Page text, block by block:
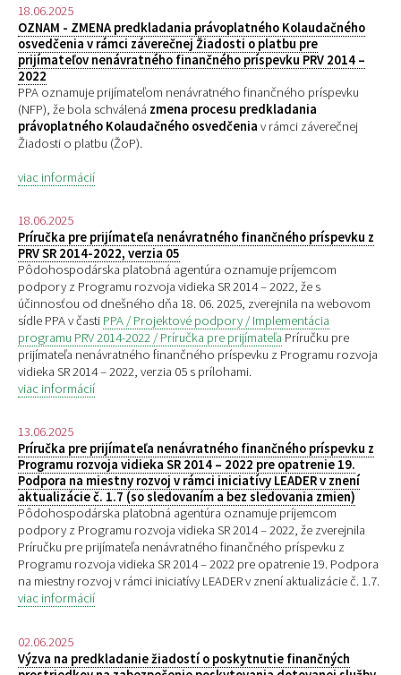
18.06.2025
OZNAM - ZMENA predkladania právoplatného Kolaudačného
osvedčenia v rámci záverečnej Žiadosti o platbu pre
prijímateľov nenávratného finančného príspevku PRV 2014 –
2022
PPA oznamuje prijímateľom nenávratného finančného príspevku
(NFP), že bola schválená zmena procesu predkladania
právoplatného Kolaudačného osvedčenia v rámci záverečnej
Žiadosti o platbu (ŽoP).
viac informácií
18.06.2025
Príručka pre prijímateľa nenávratného finančného príspevku z
PRV SR 2014-2022, verzia 05
Pôdohospodárska platobná agentúra oznamuje príjemcom
podpory z Programu rozvoja vidieka SR 2014 – 2022, že s
účinnosťou od dnešného dňa 18. 06. 2025, zverejnila na webovom
sídle PPA v časti PPA / Projektové podpory / Implementácia
programu PRV 2014-2022 / Príručka pre prijímateľa Príručku pre
prijímateľa nenávratného finančného príspevku z Programu rozvoja
vidieka SR 2014 – 2022, verzia 05 s prílohami.
viac informácií
13.06.2025
Príručka pre prijímateľa nenávratného finančného príspevku z
Programu rozvoja vidieka SR 2014 – 2022 pre opatrenie 19.
Podpora na miestny rozvoj v rámci iniciatívy LEADER v znení
aktualizácie č. 1.7 (so sledovaním a bez sledovania zmien)
Pôdohospodárska platobná agentúra oznamuje príjemcom
podpory z Programu rozvoja vidieka SR 2014 – 2022, že zverejnila
Príručku pre prijímateľa nenávratného finančného príspevku z
Programu rozvoja vidieka SR 2014 – 2022 pre opatrenie 19. Podpora
na miestny rozvoj v rámci iniciatívy LEADER v znení aktualizácie č. 1.7.
viac informácií
02.06.2025
Výzva na predkladanie žiadostí o poskytnutie finančných